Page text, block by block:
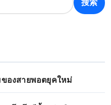
搜索
ของสายพอตยุคใหม่